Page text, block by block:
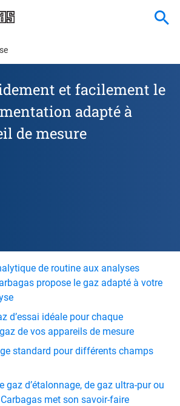
et facilement le
adapté à
de mesure
de routine aux analyses
propose le gaz adapté à votre
d’essai idéale pour chaque
de vos appareils de mesure
standard pour différents champs
gaz d’étalonnage, de gaz ultra-pur ou
met son savoir-faire